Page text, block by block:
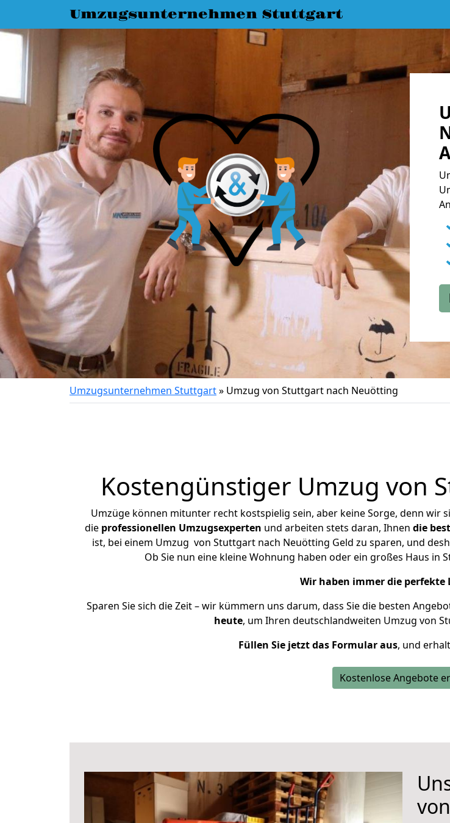
Umzugsunternehmen Stuttgart
Umzugsunternehmen Stuttgart» Umzug von Stuttgart nach Neuötting
Kostengünstiger Umzug von
Umzüge können mitunter recht kostspielig sein, aber keine Sorge, denn wir
die professionellen Umzugsexperten und arbeiten stets daran, Ihnen die
ist, bei einem Umzug von Stuttgart nach Neuötting Geld zu sparen, und
Ob Sie nun eine kleine Wohnung haben oder ein großes Haus in
Wir haben immer die perfekte
Sparen Sie sich die Zeit – wir kümmern uns darum, dass Sie die besten
heute, um Ihren deutschlandweiten Umzug von
Füllen Sie jetzt das Formular aus, und
Kostenlose Angebote